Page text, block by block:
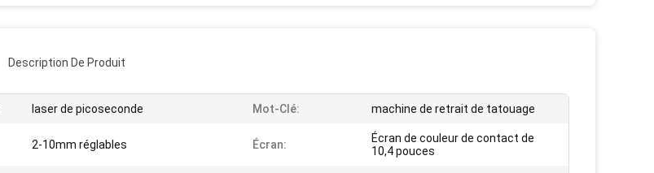
Description De Produit
laser de picoseconde Mot-Clé: machine de retrait de tatouage
2-10mm réglables Écran:
Écran de couleur de contact de
10,4 pouces